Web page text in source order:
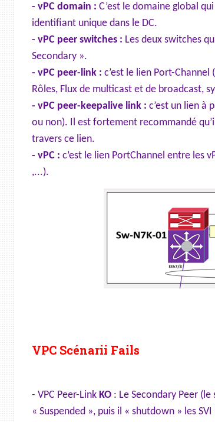
- vPC domain : C’est le domaine global
identifiant unique dans le DC.
- vPC peer switches : Les deux switches
Secondary ».
- vPC peer-link : c’est le lien Port-
Rôles, Flux de multicast et de broadcast,
- vPC peer-keepalive link : c’est un lien à
ou non). Il est fortement recommandé
travers ce lien.
- vPC : c’est le lien PortChannel entre les
,...).
VPC Scénarii Fails
- VPC Peer-Link KO: Le Secondary Peer
« Suspended », puis il « shutdown » les